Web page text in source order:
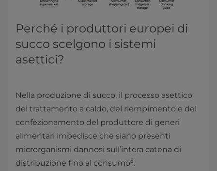
Perché i produttori europei di
succo scelgono i sistemi
asettici?
Nella produzione di succo, il processo asettico
del trattamento a caldo, del riempimento e del
confezionamento del produttore di generi
alimentari impedisce che siano presenti
microrganismi dannosi sull’intera catena di
distribuzione fino al consumo5.